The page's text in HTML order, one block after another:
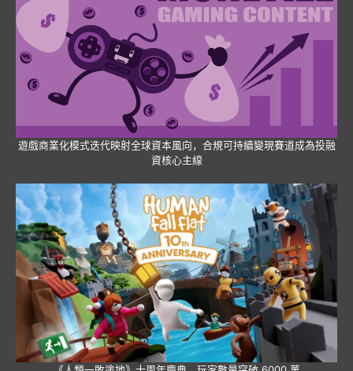
遊戲商業化模式迭代映射全球資本風向，合規可持續變現賽道成為投融
資核心主線